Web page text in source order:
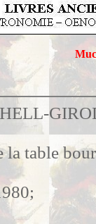
la table